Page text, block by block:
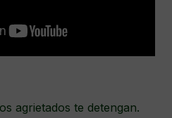
agrietados te detengan.